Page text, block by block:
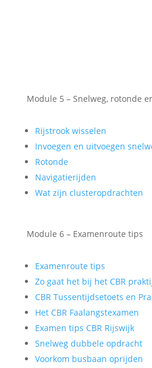
Module 5 – Snelweg, rotonde
Rijstrook wisselen
Invoegen en uitvoegen
Rotonde
Navigatierijden
Wat zijn clusteropdrachten
Module 6 – Examenroute tips
Examenroute tips
Zo gaat het bij het CBR
CBR Tussentijdsetoets en
Het CBR Faalangstexamen
Examen tips CBR Rijswijk
Snelweg dubbele opdracht
Voorkom busbaan oprijden